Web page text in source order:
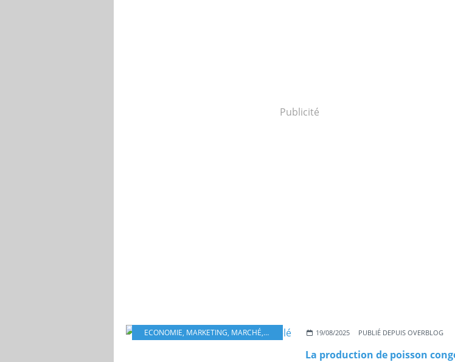
Publicité
ECONOMIE, MARKETING, MARCHÉ, PÊCHE, POISSONS,SURGELÉ
19/08/2025 PUBLIÉ DEPUIS OVERBLOG
La production de poisson